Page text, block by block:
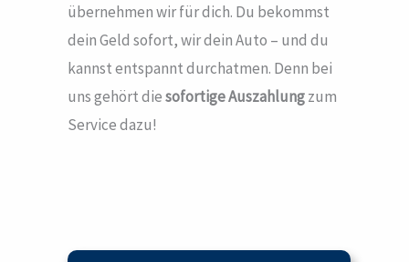
übernehmen wir für dich. Du bekommst
dein Geld sofort, wir dein Auto – und du
kannst entspannt durchatmen. Denn bei
uns gehört diesofortige Auszahlungzum
Service dazu!